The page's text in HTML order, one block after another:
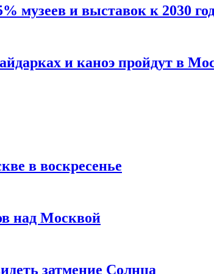
музеев и выставок к 2030
и каноэ пройдут в
в воскресенье
над Москвой
затмение Солнца